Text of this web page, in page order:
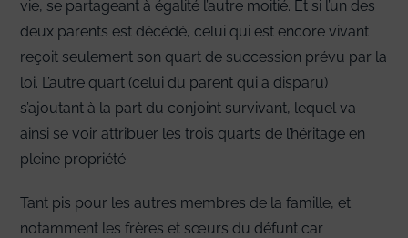
vie, se partageant à égalité l’autre moitié. Et si l’un des
deux parents est décédé, celui qui est encore vivant
reçoit seulement son quart de succession prévu par la
loi. L’autre quart (celui du parent qui a disparu)
s’ajoutant à la part du conjoint survivant, lequel va
ainsi se voir attribuer les trois quarts de l’héritage en
pleine propriété.
Tant pis pour les autres membres de la famille, et
notamment les frères et sœurs du défunt car